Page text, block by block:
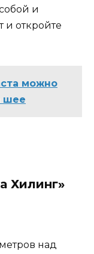
и
и откройте
можно
шее
Хилинг»
над